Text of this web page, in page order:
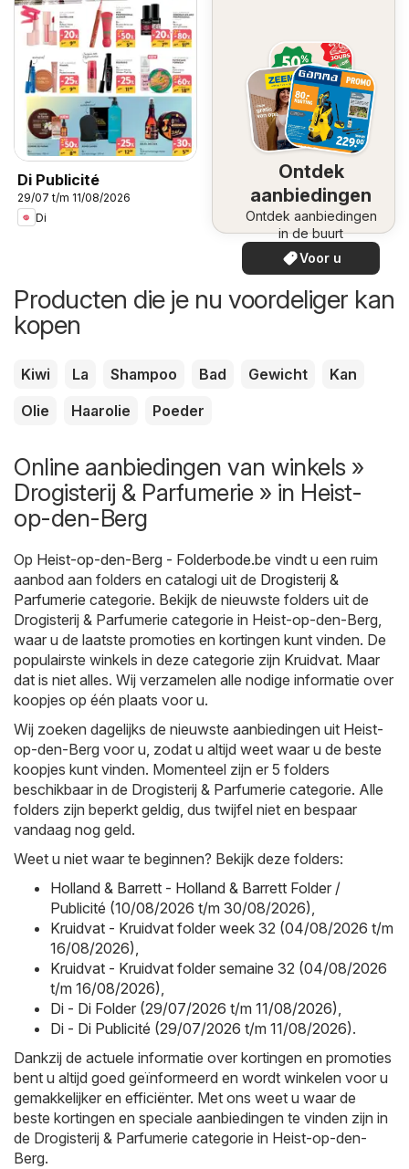
Di Publicité
29/07 t/m 11/08/2026
Di
Ontdek
aanbiedingen
Ontdek aanbiedingen
in de buurt
Voor u
Producten die je nu voordeliger kan
kopen
Kiwi La Shampoo Bad Gewicht
Kan
Olie
Haarolie Poeder
Online aanbiedingen van winkels »
Drogisterij & Parfumerie » in Heist-
op-den-Berg
Op Heist-op-den-Berg - Folderbode.be vindt u een ruim
aanbod aan folders en catalogi uit de Drogisterij &
Parfumerie categorie. Bekijk de nieuwste folders uit de
Drogisterij & Parfumerie categorie in Heist-op-den-Berg,
waar u de laatste promoties en kortingen kunt vinden. De
populairste winkels in deze categorie zijn Kruidvat. Maar
dat is niet alles. Wij verzamelen alle nodige informatie over
koopjes op één plaats voor u.
Wij zoeken dagelijks de nieuwste aanbiedingen uit Heist-
op-den-Berg voor u, zodat u altijd weet waar u de beste
koopjes kunt vinden. Momenteel zijn er 5 folders
beschikbaar in de Drogisterij & Parfumerie categorie. Alle
folders zijn beperkt geldig, dus twijfel niet en bespaar
vandaag nog geld.
Weet u niet waar te beginnen? Bekijk deze folders:
Holland & Barrett - Holland & Barrett Folder /
Publicité (10/08/2026 t/m 30/08/2026),
Kruidvat - Kruidvat folder week 32 (04/08/2026 t/m
16/08/2026),
Kruidvat - Kruidvat folder semaine 32 (04/08/2026
t/m 16/08/2026),
Di - Di Folder (29/07/2026 t/m 11/08/2026),
Di - Di Publicité (29/07/2026 t/m 11/08/2026).
Dankzij de actuele informatie over kortingen en promoties
bent u altijd goed geïnformeerd en wordt winkelen voor u
gemakkelijker en efficiënter. Met ons weet u waar de
beste kortingen en speciale aanbiedingen te vinden zijn in
de Drogisterij & Parfumerie categorie in Heist-op-den-
Berg.